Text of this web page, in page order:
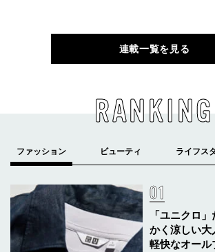
連載一覧を見る
RANKING
「ユニクロ
かく涼しい大
軽快なオール